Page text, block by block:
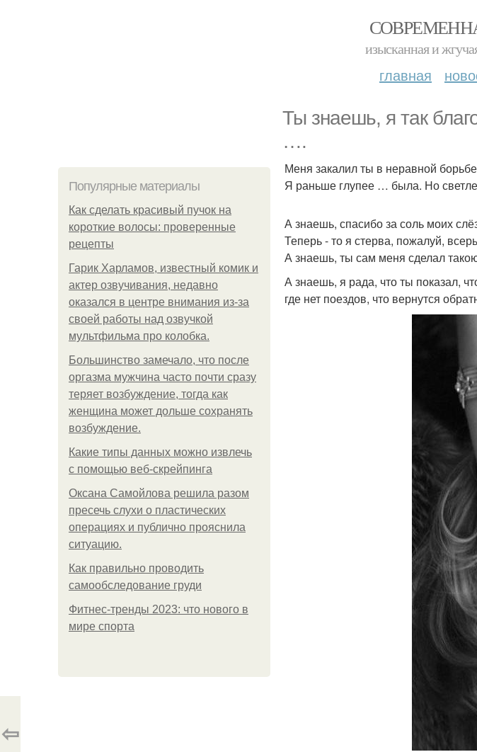
изысканная и
главная
Ты знаешь, я так
….
Популярные материалы
Как сделать красивый пучок на
короткие волосы: проверенные
рецепты
Гарик Харламов, известный комик и
актер озвучивания, недавно
оказался в центре внимания из-за
своей работы над озвучкой
мультфильма про колобка.
Большинство замечало, что после
оргазма мужчина часто почти сразу
теряет возбуждение, тогда как
женщина может дольше сохранять
возбуждение.
Какие типы данных можно извлечь
с помощью веб-скрейпинга
Оксана Самойлова решила разом
пресечь слухи о пластических
операциях и публично прояснила
ситуацию.
Как правильно проводить
самообследование груди
Фитнес-тренды 2023: что нового в
мире спорта
Меня закалил ты в неравной
Я раньше глупее … была. Но
А знаешь, спасибо за соль моих
Теперь - то я стерва, пожалуй,
А знаешь, ты сам меня сделал
А знаешь, я рада, что ты показал,
где нет поездов, что вернутся
⇦